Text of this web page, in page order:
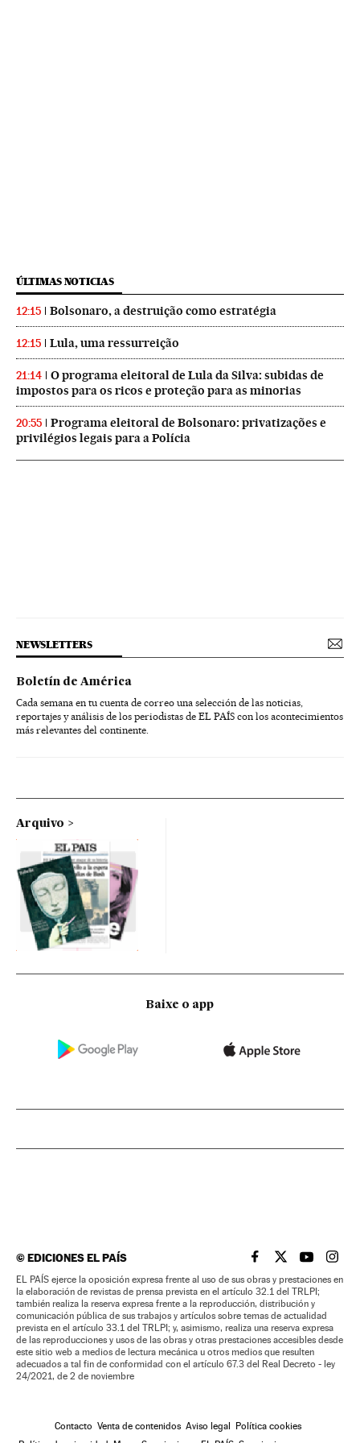
ÚLTIMAS NOTICIAS
12:15 Bolsonaro, a destruição como estratégia
12:15 Lula, uma ressurreição
21:14
O programa eleitoral de Lula da Silva: subidas de
impostos para os ricos e proteção para as minorias
20:55
Programa eleitoral de Bolsonaro: privatizações e
privilégios legais para a Polícia
NEWSLETTERS
Boletín de América
Cada semana en tu cuenta de correo una selección de las noticias,
reportajes y análisis de los periodistas de EL PAÍS con los acontecimientos
más relevantes del continente.
Arquivo
Baixe o app
©EDICIONES EL PAÍS EL PAÍS BRASIL EN
EL PAÍSEL PAÍS
EL
EL PAÍS ejerce la oposición expresa frente al uso de sus obras y prestaciones en
la elaboración de revistas de prensa prevista en el artículo 32.1 del TRLPI;
también realiza la reserva expresa frente a la reproducción, distribución y
comunicación pública de sus trabajos y artículos sobre temas de actualidad
prevista en el artículo 33.1 del TRLPI; y, asimismo, realiza una reserva expresa
de las reproducciones y usos de las obras y otras prestaciones accesibles desde
este sitio web a medios de lectura mecánica u otros medios que resulten
adecuados a tal fin de conformidad con el artículo 67.3 del Real Decreto - ley
24/2021, de 2 de noviembre
Contacto Venta de contenidos Aviso legal Política cookies